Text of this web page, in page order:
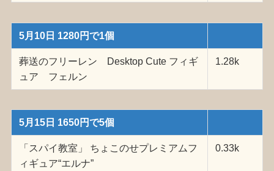
5月10日 1280円で1個
葬送のフリーレン Desktop Cute フィギ
ュア フェルン
1.28k
5月15日 1650円で5個
「スパイ教室」 ちょこのせプレミアムフ
ィギュア“エルナ”
0.33k